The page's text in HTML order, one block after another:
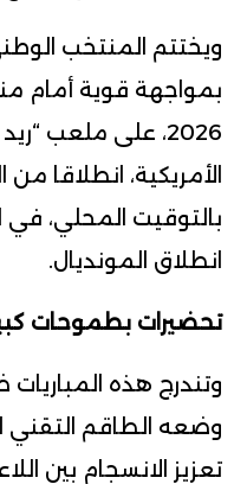
ويختتم المنتخب
2026، على ملعب
الأمريكية، انطلاقا من
بالتوقيت المحلي، في
انطلاق المونديال.
تحضيرات بطموحات
وتندرج هذه
وضعه الطاقم التقني
تعزيز الانسجام بين